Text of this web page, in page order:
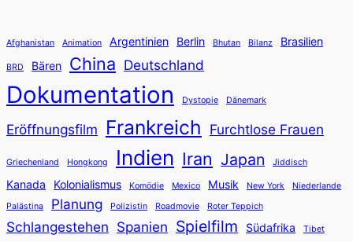
Afghanistan Animation Argentinien Berlin Bhutan Bilanz Brasilien
BRD Bären China Deutschland
Dokumentation Dystopie Dänemark
Eröffnungsfilm Frankreich Furchtlose Frauen
Griechenland Hongkong Indien Iran Japan Jiddisch
Kanada Kolonialismus Komödie Mexico Musik New York
Niederlande
Palästina
Planung Polizistin Roadmovie Roter Teppich
Schlangestehen Spanien Spielfilm Südafrika Tibet